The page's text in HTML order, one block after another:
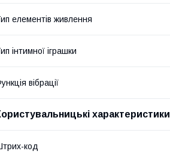
елементів живлення
інтимної іграшки
вібрації
характеристики
код